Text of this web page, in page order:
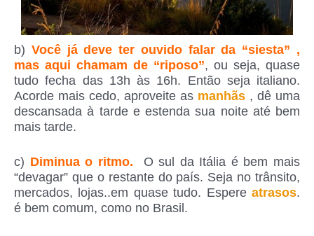
b) Você já deve ter ouvido falar da “siesta” ,
mas aqui chamam de “riposo”, ou seja, quase
tudo fecha das 13h às 16h. Então seja italiano.
Acorde mais cedo, aproveite as manhãs , dê uma
descansada à tarde e estenda sua noite até bem
mais tarde.
c) Diminua o ritmo. O sul da Itália é bem mais
“devagar” que o restante do país. Seja no trânsito,
mercados, lojas..em quase tudo. Espere atrasos.
é bem comum, como no Brasil.